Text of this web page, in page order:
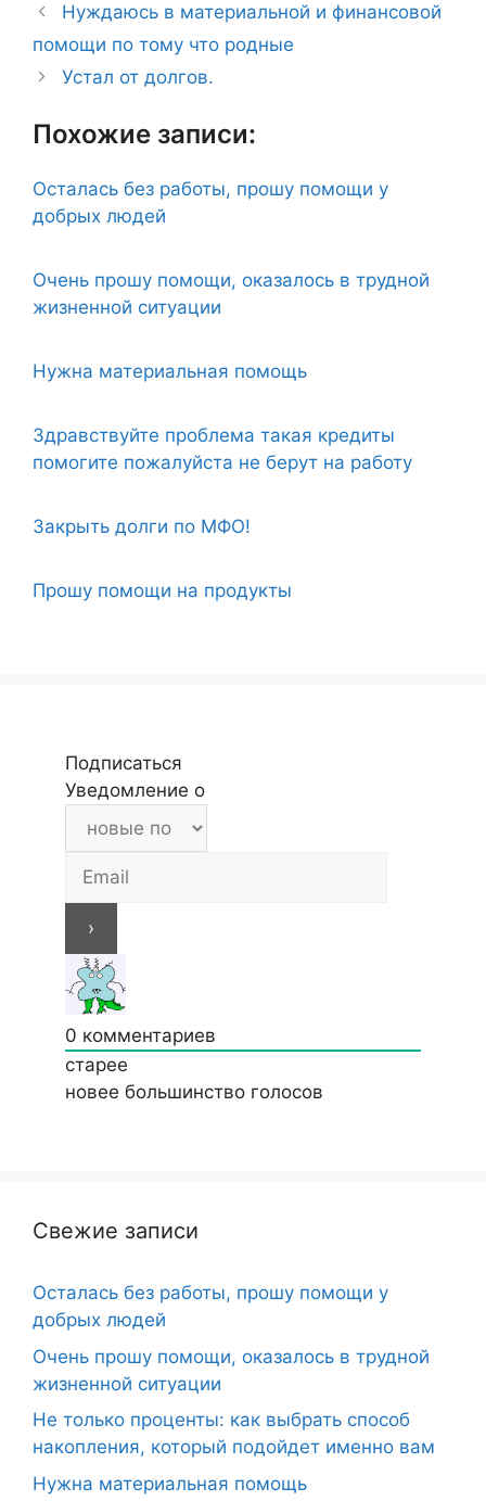
Нуждаюсь в материальной и финансовой
помощи по тому что родные
Устал от долгов.
Похожие записи:
Осталась без работы, прошу помощи у
добрых людей
Очень прошу помощи, оказалось в трудной
жизненной ситуации
Нужна материальная помощь
Здравствуйте проблема такая кредиты
помогите пожалуйста не берут на работу
Закрыть долги по МФО!
Прошу помощи на продукты
Подписаться
Уведомление о
0 комментариев
старее
новее большинство голосов
Свежие записи
Осталась без работы, прошу помощи у
добрых людей
Очень прошу помощи, оказалось в трудной
жизненной ситуации
Не только проценты: как выбрать способ
накопления, который подойдет именно вам
Нужна материальная помощь